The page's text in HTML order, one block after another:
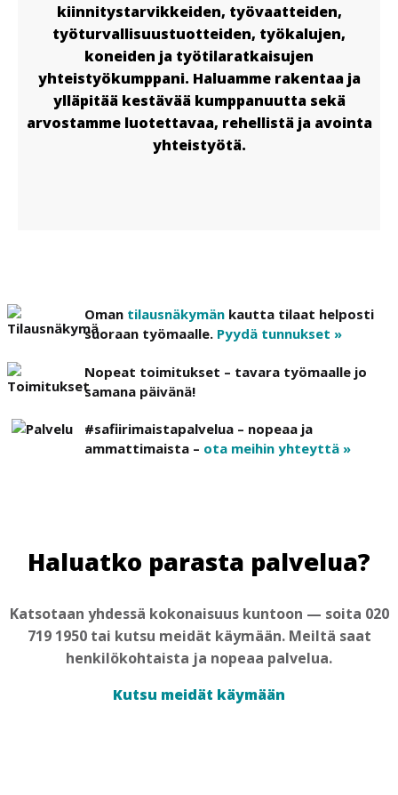
kiinnitystarvikkeiden, työvaatteiden,
työturvallisuustuotteiden, työkalujen,
koneiden ja työtilaratkaisujen
yhteistyökumppani. Haluamme rakentaa ja
ylläpitää kestävää kumppanuutta sekä
arvostamme luotettavaa, rehellistä ja avointa
yhteistyötä.
Oman tilausnäkymän kautta tilaat helposti
suoraan työmaalle. Pyydä tunnukset »
Nopeat toimitukset – tavara työmaalle jo
samana päivänä!
#safiirimaistapalvelua – nopeaa ja
ammattimaista – ota meihin yhteyttä »
Haluatko parasta palvelua?
Katsotaan yhdessä kokonaisuus kuntoon — soita 020
719 1950 tai kutsu meidät käymään. Meiltä saat
henkilökohtaista ja nopeaa palvelua.
Kutsu meidät käymään